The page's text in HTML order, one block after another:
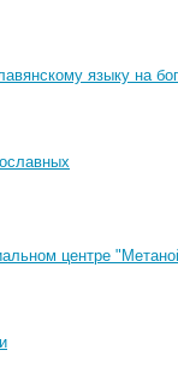
языку на
центре